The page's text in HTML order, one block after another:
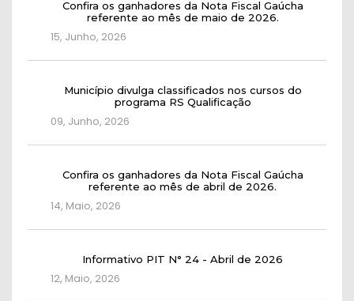
Confira os ganhadores da Nota Fiscal Gaúcha
referente ao mês de maio de 2026.
15, Junho, 2026
Município divulga classificados nos cursos do
programa RS Qualificação
09, Junho, 2026
Confira os ganhadores da Nota Fiscal Gaúcha
referente ao mês de abril de 2026.
14, Maio, 2026
Informativo PIT N° 24 - Abril de 2026
12, Maio, 2026